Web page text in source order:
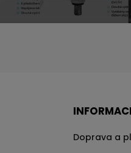
Doprava a